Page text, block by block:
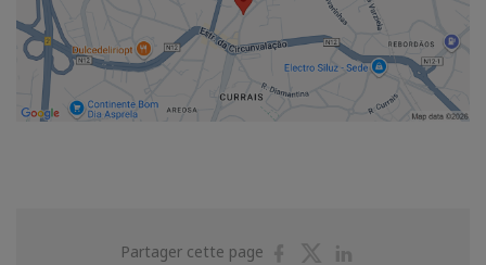
Partager cette page
PartagerPartager